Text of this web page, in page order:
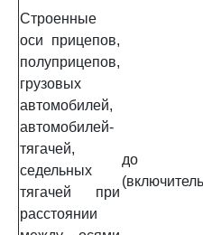
Строенные
оси прицепов,
полуприцепов,
грузовых
автомобилей,
автомобилей-
тягачей,
седельных
тягачей при
расстоянии
до